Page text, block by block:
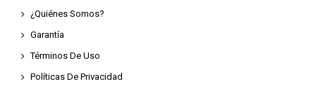
¿Quiénes Somos?
Garantía
Términos De Uso
Políticas De Privacidad